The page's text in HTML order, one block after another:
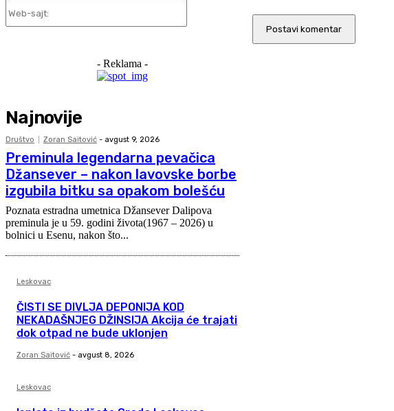
- Reklama -
Najnovije
Društvo Zoran Saitović - avgust 9, 2026
Preminula legendarna pevačica
Džansever – nakon lavovske borbe
izgubila bitku sa opakom bolešću
Poznata estradna umetnica Džansever Dalipova
preminula je u 59. godini života(1967 – 2026) u
bolnici u Esenu, nakon što...
Leskovac
ČISTI SE DIVLJA DEPONIJA KOD
NEKADAŠNJEG DŽINSIJA Akcija će trajati
dok otpad ne bude uklonjen
Zoran Saitović - avgust 8, 2026
Leskovac